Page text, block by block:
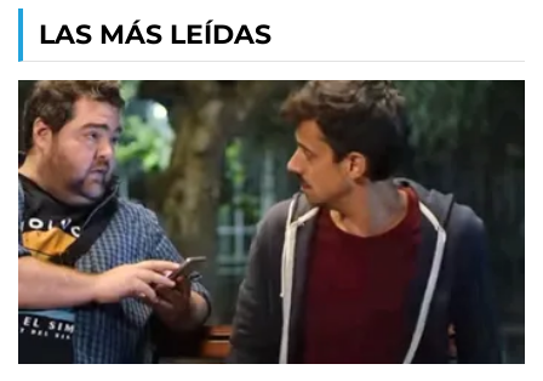
LAS MÁS LEÍDAS